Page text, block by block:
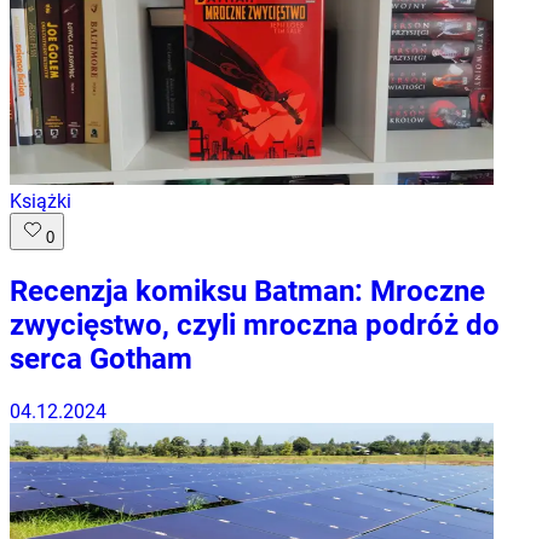
Książki
0
Recenzja komiksu Batman: Mroczne
zwycięstwo, czyli mroczna podróż do
serca Gotham
04.12.2024